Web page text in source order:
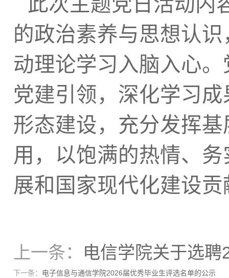
的政治素养与思想认
动理论学习入脑入心
党建引领，深化学习
形态建设，充分发挥
用，以饱满的热情、
展和国家现代化建设
上一条： 电信学院关于选
下一条： 电子信息与通信学院2026届优秀毕业生评选名单的公示